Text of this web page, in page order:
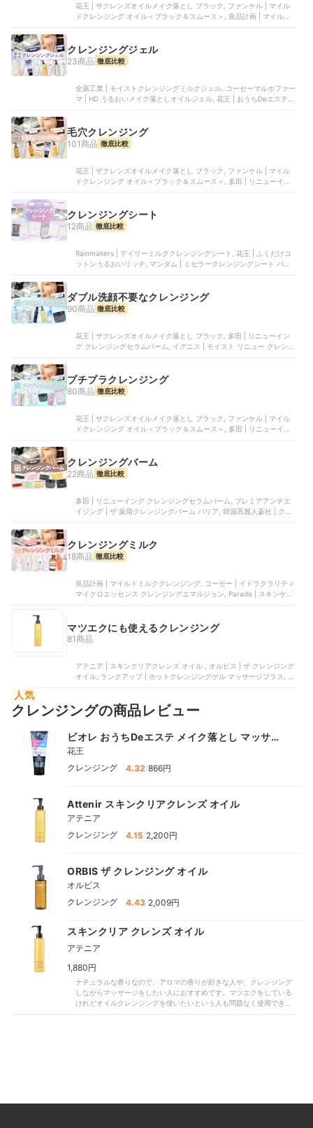
花王 | ザクレンズオイルメイク落とし ブラック, ファンケル | マイル
ドクレンジング オイル＜ブラック＆スムース＞, 良品計画 | マイルド
クレンジングジェル
23商品 徹底比較
全薬工業 | モイストクレンジングミルクジェル, コーセーマルホファー
マ | HD うるおいメイク落としオイルジェル, 花王 | おうちDeエステ
ング
毛穴クレンジング
101商品 徹底比較
花王 | ザクレンズオイルメイク落とし ブラック, ファンケル | マイル
ドクレンジング オイル＜ブラック＆スムース＞, 多田 | リニューイン
シート
クレンジングシート
12商品 徹底比較
Rainmakers | デイリーミルククレンジングシート, 花王 | ふくだけコ
ットンうるおいリッチ, マンダム | ミセラークレンジングシート パー
ダブル洗顔不要なクレンジング
90商品 徹底比較
花王 | ザクレンズオイルメイク落とし ブラック, 多田 | リニューイン
グ クレンジングセラムバーム, イグニス | モイスト リニュー クレンジ
プチプラクレンジング
80商品 徹底比較
花王 | ザクレンズオイルメイク落とし ブラック, ファンケル | マイル
ドクレンジング オイル＜ブラック＆スムース＞, 多田 | リニューイン
クレンジングバーム
22商品 徹底比較
多田 | リニューイング クレンジングセラムバーム, プレミアアンチエ
イジング | ザ 薬用クレンジングバーム バリア, 韓国高麗人蔘社 | クリ
ナル, The Founders | ビタミン15ポアクリアクレンジングバーム
クレンジングミルク
18商品 徹底比較
良品計画 | マイルドミルククレンジング, コーセー | イドラクラリティ
マイクロエッセンス クレンジングエマルジョン, Parado | スキンケア
マツエクにも使えるクレンジング
81商品
アテニア | スキンクリアクレンズ オイル , オルビス | ザ クレンジング
オイル, ランクアップ | ホットクレンジングゲル マッサージプラス, フ
人気
クレンジングの商品レビュー
ビオレ おうちDeエステ メイク落とし マッサー
ジブラックジェル
花王
クレンジング
4.32 866円
Attenir スキンクリアクレンズ オイル
アテニア
クレンジング
4.15 2,200円
ORBIS ザ クレンジング オイル
オルビス
クレンジング
4.43 2,009円
スキンクリア クレンズ オイル
アテニア
1,880円
ナチュラルな香りなので、アロマの香りが好きな人や、クレンジング
しながらマッサージをしたい人におすすめです。マツエクをしている
けれどオイルクレンジングを使いたいという人も問題なく使用できる